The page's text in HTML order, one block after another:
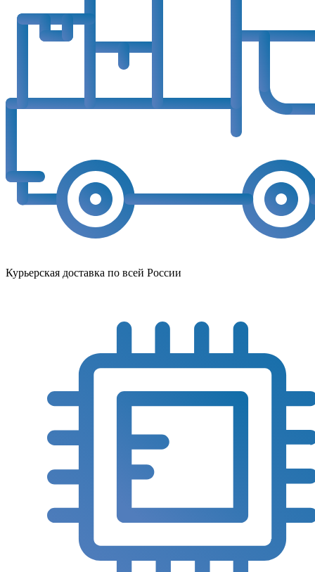
Курьерская доставка по всей России